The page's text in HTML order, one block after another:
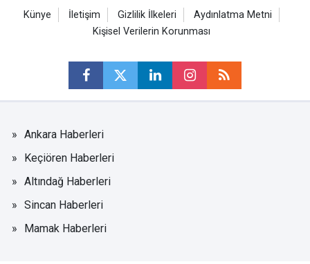
Künye İletişim Gizlilik İlkeleri
Aydınlatma Metni
Kişisel Verilerin Korunması
Ankara Haberleri
Keçiören Haberleri
Altındağ Haberleri
Sincan Haberleri
Mamak Haberleri